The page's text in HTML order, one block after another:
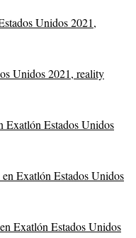
Unidos 2021,
Unidos 2021, reality
Exatlón Estados Unidos
Exatlón Estados Unidos
Exatlón Estados Unidos